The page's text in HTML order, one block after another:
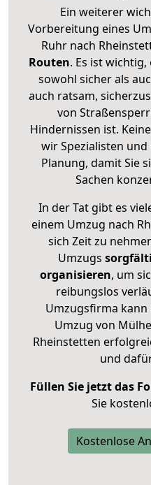
Ein weiterer
Vorbereitung eines
Ruhr nach
Routen. Es ist
sowohl sicher als
auch ratsam,
von
Hindernissen ist.
wir Spezialisten
Planung, damit Sie
Sachen
In der Tat gibt es
einem Umzug nach
sich Zeit zu
Umzugs
organisieren, um
reibungslos
Umzugsfirma
Umzug von
Rheinstetten
und
Füllen Sie jetzt das
Sie
Kostenlose